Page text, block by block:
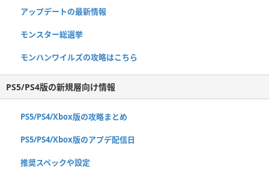
アップデートの最新情報
モンスター総選挙
モンハンワイルズの攻略はこちら
PS5/PS4版の新規層向け情報
PS5/PS4/Xbox版の攻略まとめ
PS5/PS4/Xbox版のアプデ配信日
推奨スペックや設定